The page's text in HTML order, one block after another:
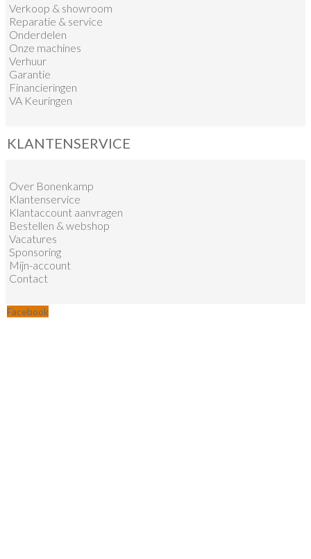
Verkoop & showroom
Reparatie & service
Onderdelen
Onze machines
Verhuur
Garantie
Financieringen
VA Keuringen
KLANTENSERVICE
Over Bonenkamp
Klantenservice
Klantaccount aanvragen
Bestellen & webshop
Vacatures
Sponsoring
Mijn-account
Contact
Facebook